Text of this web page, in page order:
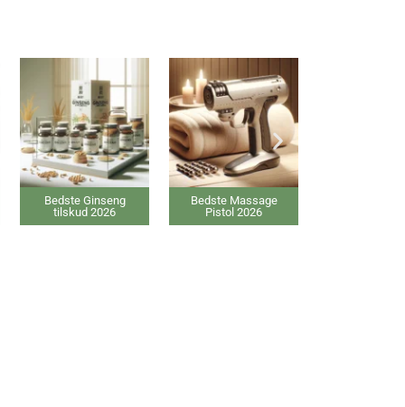
Ginseng
Bedste Massage
Bedste elektriske
Varmepude 2026